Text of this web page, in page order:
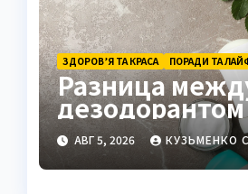
ЗДОРОВ’Я ТА КРАСА ПОРАДИ ТА
Разница
полный
механизмов,
АВГ 5, 2026 КУЗЬМЕНКО